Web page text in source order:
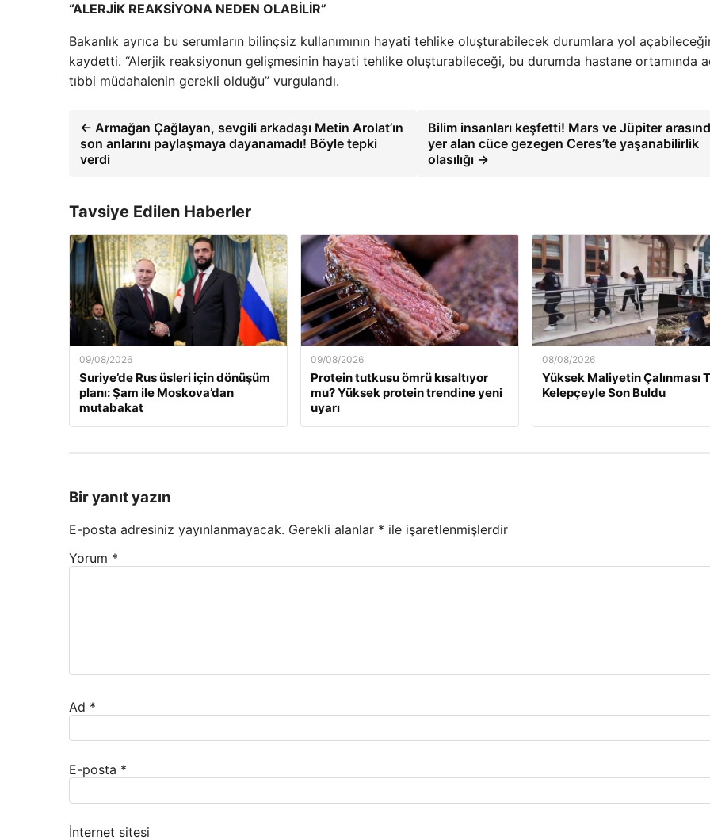
“ALERJİK REAKSİYONA NEDEN OLABİLİR”
Bakanlık ayrıca bu serumların bilinçsiz kullanımının hayati tehlike oluşturabilecek durumlara yol
kaydetti. “Alerjik reaksiyonun gelişmesinin hayati tehlike oluşturabileceği, bu durumda hastane ortamında
tıbbi müdahalenin gerekli olduğu” vurgulandı.
← Armağan Çağlayan, sevgili arkadaşı Metin Arolat’ın
son anlarını paylaşmaya dayanamadı! Böyle tepki
verdi
Bilim insanları keşfetti! Mars ve Jüpiter
yer alan cüce gezegen Ceres’te yaşanabilirlik
olasılığı →
Tavsiye Edilen Haberler
09/08/2026
Suriye’de Rus üsleri için dönüşüm
planı: Şam ile Moskova’dan
mutabakat
09/08/2026
Protein tutkusu ömrü kısaltıyor
mu? Yüksek protein trendine yeni
uyarı
08/08/2026
Yüksek Maliyetin Çalınması
Kelepçeyle Son Buldu
Bir yanıt yazın
E-posta adresiniz yayınlanmayacak. Gerekli alanlar * ile işaretlenmişlerdir
Yorum *
Ad *
E-posta *
İnternet sitesi